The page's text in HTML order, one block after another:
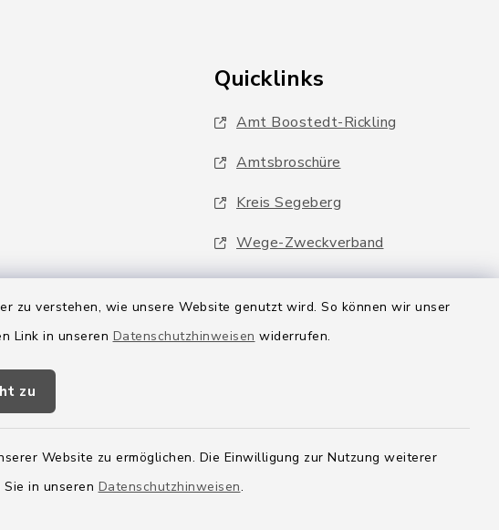
zu verstehen, wie unsere Website genutzt wird. So können wir unser
Link in unseren Datenschutzhinweisen widerrufen.
zu
Website zu ermöglichen. Die Einwilligung zur Nutzung weiterer
in unseren Datenschutzhinweisen.
Quicklinks
Amt Boostedt-Rickling
Amtsbroschüre
Kreis Segeberg
Wege-Zweckverband